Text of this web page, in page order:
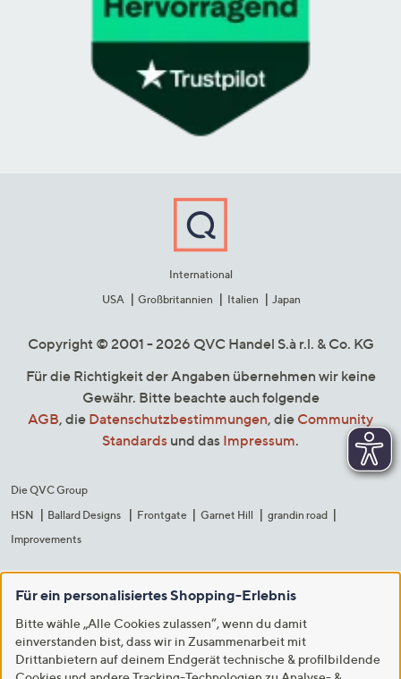
International
USA
Großbritannien Italien Japan
Copyright © 2001 - 2026 QVC Handel S.à r.l. & Co. KG
Für die Richtigkeit der Angaben übernehmen wir keine
Gewähr. Bitte beachte auch folgende
AGB, die Datenschutzbestimmungen, die Community
Standards und das Impressum.
Die QVC Group
HSN
Ballard Designs Frontgate Garnet Hill
grandin road
Improvements
Für ein personalisiertes Shopping-Erlebnis
Bitte wähle „Alle Cookies zulassen“, wenn du damit
einverstanden bist, dass wir in Zusammenarbeit mit
Drittanbietern auf deinem Endgerät technische & profilbildende